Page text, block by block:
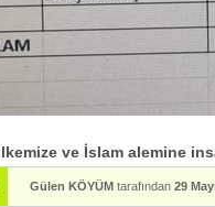
ve İslam alemine
Gülen KÖYÜMtarafından 29